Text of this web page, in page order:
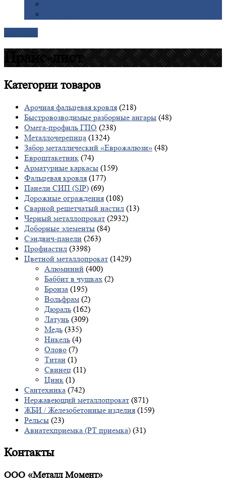
Прайс-лист
Категориитоваров
Арочная фальцевая кровля (218)
Быстровозводимые разборные ангары (48)
Омега-профиль ГПО (238)
Металлочерепица (1324)
Забор металлический «Еврожалюзи» (48)
Евроштакетник (74)
Арматурные каркасы (159)
Фальцевая кровля (177)
Панели СИП (SIP) (69)
Дорожные ограждения (108)
Сварной решетчатый настил (13)
Черный металлопрокат (2932)
Доборные элементы (84)
Сэндвич-панели (263)
Профнастил (3398)
Цветной металлопрокат (1429)
Алюминий (400)
Баббит в чушках (2)
Бронза (195)
Вольфрам (2)
Дюраль (162)
Латунь (309)
Медь (335)
Никель (4)
Олово (7)
Титан (1)
Свинец (11)
Цинк (1)
Сантехника (742)
Нержавеющий металлопрокат (871)
ЖБИ / Железобетонные изделия (159)
Рельсы (23)
Авиатехприемка (РТ приемка) (31)
Контакты
ООО «Металл Момент»